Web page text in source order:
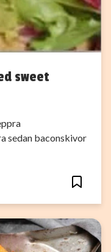
sweet
sedan baconskivor